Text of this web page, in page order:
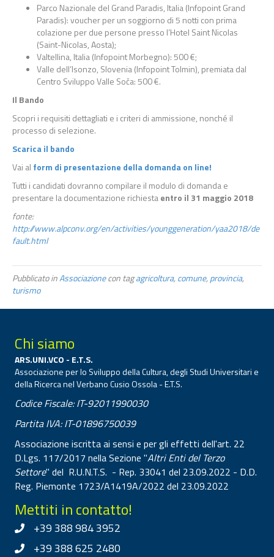
Parco Nazionale del Grand Paradis, Italia (Infopoint Grand
Paradis): voucher per un soggiorno di 5 notti con prima
colazione per due persone presso l’Hotel Saint Nicolas
(Saint-Nicolas, Aosta);
Valtellina, Italia (Infopoint Morbegno): 500 €;
Valle dell’Isonzo, Slovenia (Infopoint Tolmin), premiata dal
Centro Sviluppo Valle Soča: 500 €.
Il Bando
Scopri i requisiti dettagliati e i criteri di ammissione, nonché il
processo di selezione.
Scarica il bando
Vai al form di presentazione della domanda on line!
Tutti i candidati dovranno compilare il modulo di domanda e
presentare la documentazione richiestaentro il 31 maggio 2018
fonte:
http://www.alpconv.org/en/activities/younggeneration/yaa2018/de
fault.html
Pubblicato inAssociazionecon tagagricoltura,comune,provincia,
turismo
Chi siamo
ARS.UNI.VCO - E.T.S.
Associazione per lo Sviluppo della Cultura, degli Studi Universitari e
della Ricerca nel Verbano Cusio Ossola - E.T.S.
Codice Fiscale: IT-92011990030
Partita IVA: IT-01896750039
Associazione iscritta ai sensi e per gli effetti dell'art. 22
D.Lgs. 117/2017 nella Sezione "Altri Enti del Terzo
Settore" del R.U.N.T.S. - Rep. 33041 del 23.09.2022 - D.D.
Reg. Piemonte 1723/A1419A/2022 del 23.09.2022
Mettiti in contatto!
+39 388 984 3952
+39 388 625 2480